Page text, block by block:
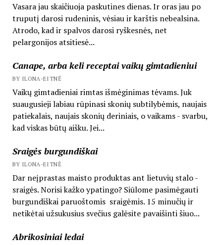
Vasara jau skaičiuoja paskutines dienas. Ir oras jau po
truputį darosi rudeninis, vėsiau ir karštis nebealsina.
Atrodo, kad ir spalvos darosi ryškesnės, net
pelargonijos atsitiesė...
Canape, arba keli receptai vaikų gimtadieniui
BY ILONA-EITNĖ
Vaikų gimtadieniai rimtas išmėginimas tėvams. Juk
suaugusieji labiau rūpinasi skonių subtilybėmis, naujais
patiekalais, naujais skonių deriniais, o vaikams - svarbu,
kad viskas būtų aišku. Jei...
Sraigės burgundiškai
BY ILONA-EITNĖ
Dar neįprastas maisto produktas ant lietuvių stalo -
sraigės. Norisi kažko ypatingo? Siūlome pasimėgauti
burgundiškai paruoštomis sraigėmis. 15 minučių ir
netikėtai užsukusius svečius galėsite pavaišinti šiuo...
Abrikosiniai ledai